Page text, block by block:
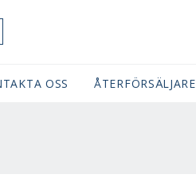
OSS ÅTERFÖRSÄLJARE